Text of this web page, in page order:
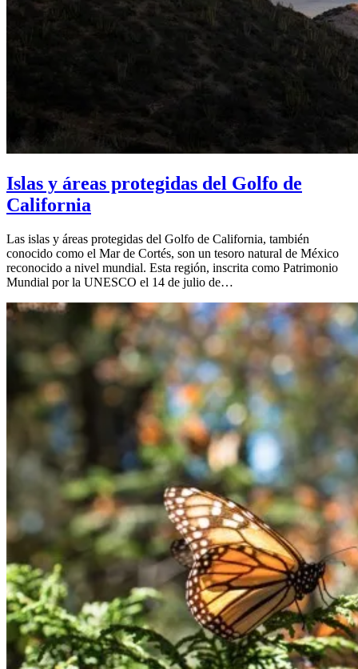
Islas y áreas protegidas del Golfo de
California
Las islas y áreas protegidas del Golfo de California, también
conocido como el Mar de Cortés, son un tesoro natural de México
reconocido a nivel mundial. Esta región, inscrita como Patrimonio
Mundial por la UNESCO el 14 de julio de…